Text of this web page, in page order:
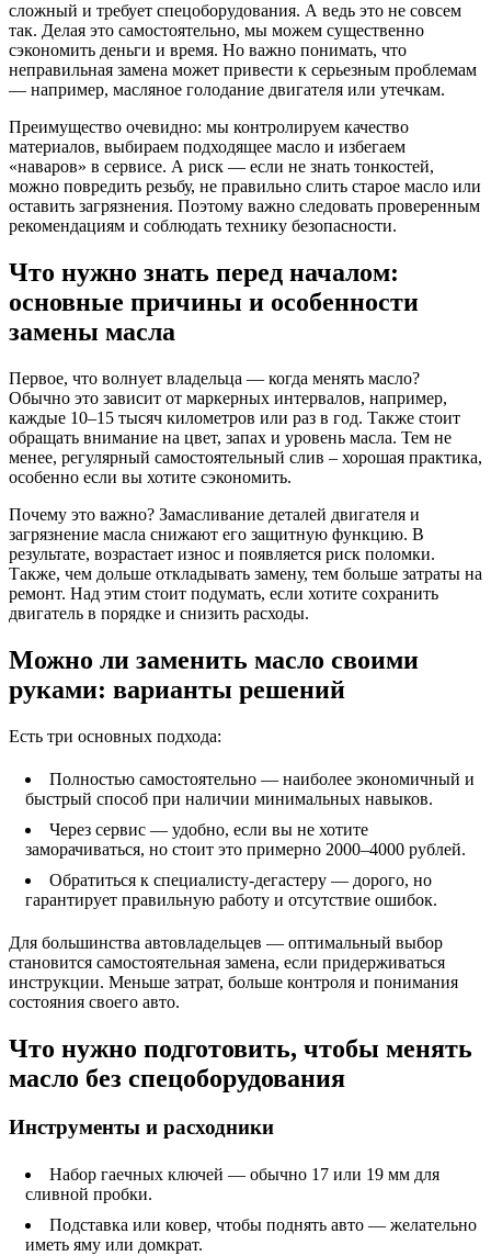
сложный и требует спецоборудования. А ведь это не совсем
так. Делая это самостоятельно, мы можем существенно
сэкономить деньги и время. Но важно понимать, что
неправильная замена может привести к серьезным проблемам
— например, масляное голодание двигателя или утечкам.
Преимущество очевидно: мы контролируем качество
материалов, выбираем подходящее масло и избегаем
«наваров» в сервисе. А риск — если не знать тонкостей,
можно повредить резьбу, не правильно слить старое масло или
оставить загрязнения. Поэтому важно следовать проверенным
рекомендациям и соблюдать технику безопасности.
Что нужно знать перед началом:
основные причины и особенности
замены масла
Первое, что волнует владельца — когда менять масло?
Обычно это зависит от маркерных интервалов, например,
каждые 10–15 тысяч километров или раз в год. Также стоит
обращать внимание на цвет, запах и уровень масла. Тем не
менее, регулярный самостоятельный слив – хорошая практика,
особенно если вы хотите сэкономить.
Почему это важно? Замасливание деталей двигателя и
загрязнение масла снижают его защитную функцию. В
результате, возрастает износ и появляется риск поломки.
Также, чем дольше откладывать замену, тем больше затраты на
ремонт. Над этим стоит подумать, если хотите сохранить
двигатель в порядке и снизить расходы.
Можно ли заменить масло своими
руками: варианты решений
Есть три основных подхода:
Полностью самостоятельно — наиболее экономичный и
быстрый способ при наличии минимальных навыков.
Через сервис — удобно, если вы не хотите
заморачиваться, но стоит это примерно 2000–4000 рублей.
Обратиться к специалисту-дегастеру — дорого, но
гарантирует правильную работу и отсутствие ошибок.
Для большинства автовладельцев — оптимальный выбор
становится самостоятельная замена, если придерживаться
инструкции. Меньше затрат, больше контроля и понимания
состояния своего авто.
Что нужно подготовить, чтобы менять
масло без спецоборудования
Инструменты и расходники
Набор гаечных ключей — обычно 17 или 19 мм для
сливной пробки.
Подставка или ковер, чтобы поднять авто — желательно
иметь яму или домкрат.